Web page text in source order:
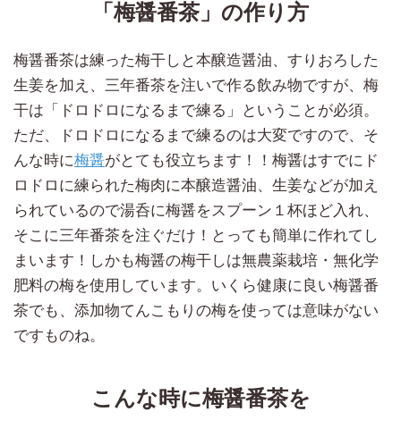
「梅醤番茶」の作り方
梅醤番茶は練った梅干しと本醸造醤油、すりおろした
生姜を加え、三年番茶を注いで作る飲み物ですが、梅
干は「ドロドロになるまで練る」ということが必須。
ただ、ドロドロになるまで練るのは大変ですので、そ
んな時に梅醤がとても役立ちます！！梅醤はすでにド
ロドロに練られた梅肉に本醸造醤油、生姜などが加え
られているので湯呑に梅醤をスプーン１杯ほど入れ、
そこに三年番茶を注ぐだけ！とっても簡単に作れてし
まいます！しかも梅醤の梅干しは無農薬栽培・無化学
肥料の梅を使用しています。いくら健康に良い梅醤番
茶でも、添加物てんこもりの梅を使っては意味がない
ですものね。
こんな時に梅醤番茶を